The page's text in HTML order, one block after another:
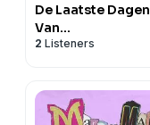
De Laatste Dagen
Van...
2 Listeners